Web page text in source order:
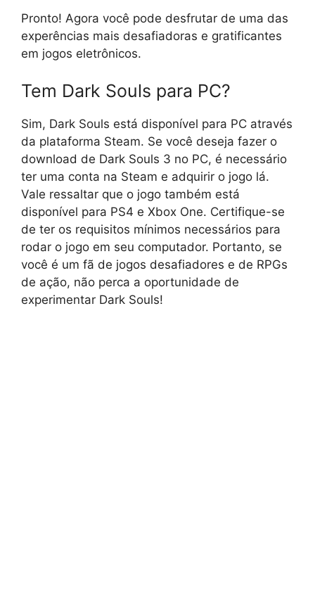
Pronto! Agora você pode desfrutar de uma das
experências mais desafiadoras e gratificantes
em jogos eletrônicos.
Tem Dark Souls para PC?
Sim, Dark Souls está disponível para PC através
da plataforma Steam. Se você deseja fazer o
download de Dark Souls 3 no PC, é necessário
ter uma conta na Steam e adquirir o jogo lá.
Vale ressaltar que o jogo também está
disponível para PS4 e Xbox One. Certifique-se
de ter os requisitos mínimos necessários para
rodar o jogo em seu computador. Portanto, se
você é um fã de jogos desafiadores e de RPGs
de ação, não perca a oportunidade de
experimentar Dark Souls!